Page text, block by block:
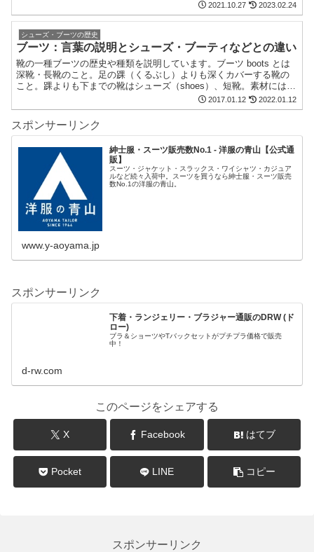
（Line）と使い分けることもあります。これらはシ...
2021.10.27 2023.02.24
シューズ・ブーツの歴史
ブーツ：言葉の説明とシューズ・ブーティなどとの違い
靴の一種ブーツの歴史や種類を説明しています。ブーツ boots とは
深靴・長靴のこと。足の踝（くるぶし）よりも深くカバーする靴の
こと。踝よりも下までの靴はシューズ（shoes）、短靴。素材には、
革、布、ビニール、ゴムなどが用いられます。 2017.01.12 2022.01.12
スポンサーリンク
紳士服・スーツ販売数No.1 - 洋服の青山【公式通
販】
スーツ・ジャケット・スラックス・ワイシャツ・カジュア
ルなど続々入荷中。スーツを買うなら紳士服・スーツ販売
数No.1の洋服の青山。
www.y-aoyama.jp
スポンサーリンク
下着・ランジェリー・ブラジャー通販のDRW (ド
ロー)
ブラ＆ショーツやTバックセットがプチプラ価格で販売
中！
d-rw.com
このページをシェアする
X Facebook はてブ
Pocket LINE コピー
スポンサーリンク